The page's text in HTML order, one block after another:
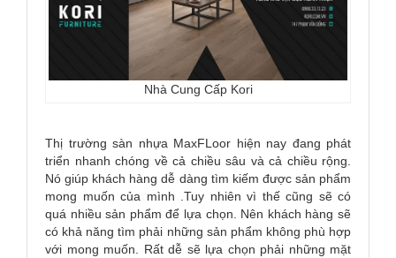
Nhà Cung Cấp Kori
Thị trường sàn nhựa MaxFLoor hiện nay đang phát
triển nhanh chóng về cả chiều sâu và cả chiều rộng.
Nó giúp khách hàng dễ dàng tìm kiếm được sản phẩm
mong muốn của mình .Tuy nhiên vì thế cũng sẽ có
quá nhiều sản phẩm để lựa chọn. Nên khách hàng sẽ
có khả năng tìm phải những sản phẩm không phù hợp
với mong muốn. Rất dễ sẽ lựa chọn phải những mặt